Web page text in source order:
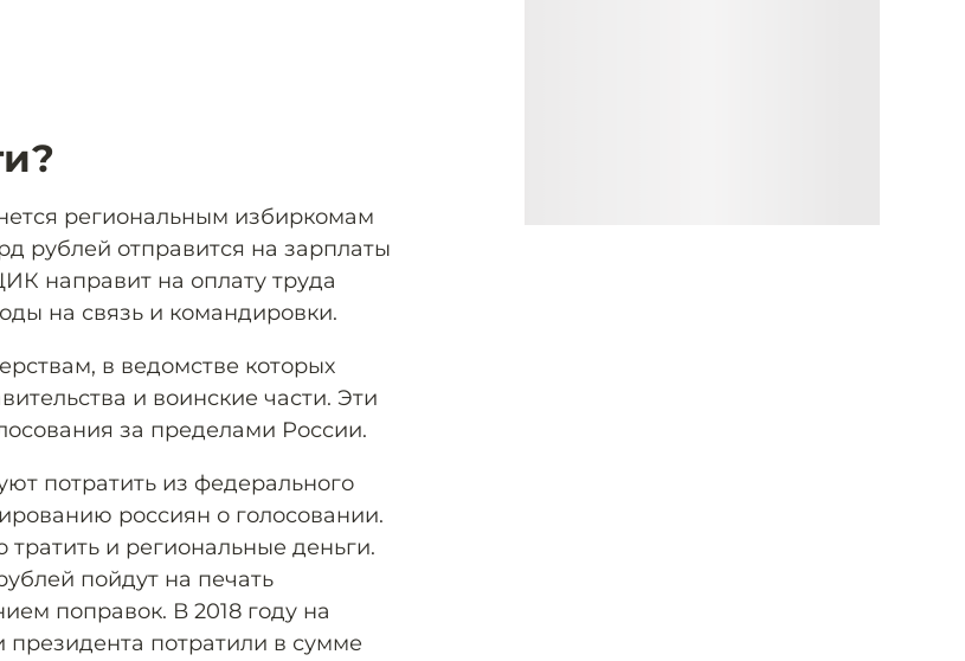
региональным избиркомам
рублей отправится на зарплаты
направит на оплату труда
на связь и командировки.
в ведомстве которых
и воинские части. Эти
за пределами России.
потратить из федерального
россиян о голосовании.
и региональные деньги.
пойдут на печать
поправок. В 2018 году на
потратили в сумме